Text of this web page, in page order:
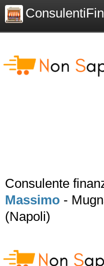
Consulente
Massimo -
(Napoli)